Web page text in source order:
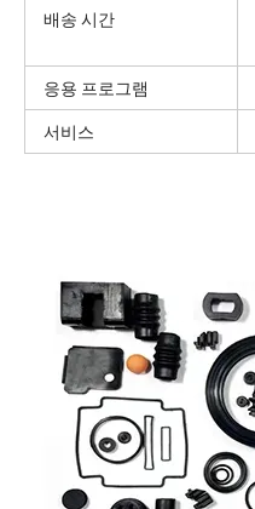
배송 시간
응용 프로그램
서비스